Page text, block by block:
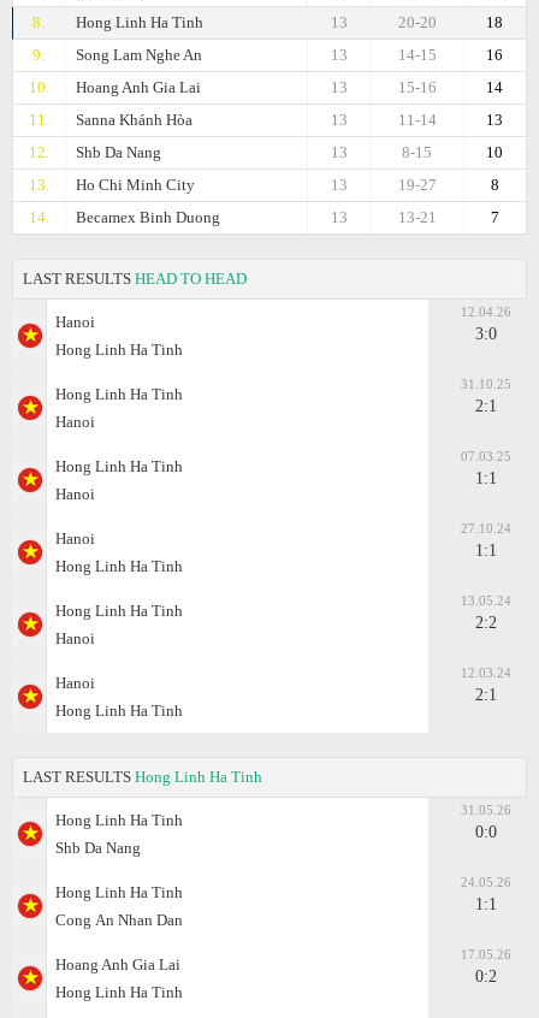
8.
Hong Linh Ha Tinh 18
20-20
13
9.
Song Lam Nghe An 16
14-15
13
10.
Hoang Anh Gia Lai 14
15-16
13
11.
Sanna Khánh Hòa 13
11-14
13
12.
Shb Da Nang 10
8-15
13
13.
Ho Chi Minh City 8
19-27
13
14.
Becamex Binh Duong 7
13-21
13
LAST RESULTS HEAD TO HEAD
Hanoi
Hong Linh Ha Tinh
12.04.26
3:0
Hong Linh Ha Tinh
Hanoi
31.10.25
2:1
Hong Linh Ha Tinh
Hanoi
07.03.25
1:1
Hanoi
Hong Linh Ha Tinh
27.10.24
1:1
Hong Linh Ha Tinh
Hanoi
13.05.24
2:2
Hanoi
Hong Linh Ha Tinh
12.03.24
2:1
LAST RESULTS Hong Linh Ha Tinh
Hong Linh Ha Tinh
Shb Da Nang
31.05.26
0:0
Hong Linh Ha Tinh
Cong Аn Nhan Dan
24.05.26
1:1
Hoang Anh Gia Lai
Hong Linh Ha Tinh
17.05.26
0:2